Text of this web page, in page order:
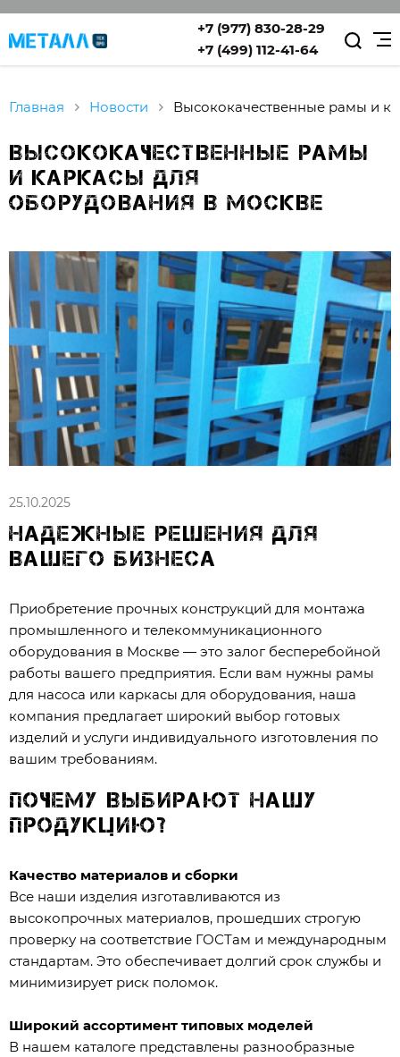
+7 (977) 830-28-29
+7 (499) 112-41-64
Главная Новости Высококачественные рамы и
Высококачественные рамы
и каркасы для
оборудования в Москве
25.10.2025
Надежные решения для
вашего бизнеса
Приобретение прочных конструкций для монтажа
промышленного и телекоммуникационного
оборудования в Москве — это залог бесперебойной
работы вашего предприятия. Если вам нужны рамы
для насоса или каркасы для оборудования, наша
компания предлагает широкий выбор готовых
изделий и услуги индивидуального изготовления по
вашим требованиям.
Почему выбирают нашу
продукцию?
Качество материалов и сборки
Все наши изделия изготавливаются из
высокопрочных материалов, прошедших строгую
проверку на соответствие ГОСТам и международным
стандартам. Это обеспечивает долгий срок службы и
минимизирует риск поломок.
Широкий ассортимент типовых моделей
В нашем каталоге представлены разнообразные